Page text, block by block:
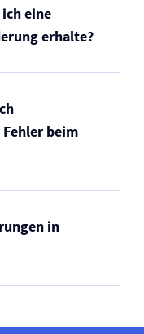
eine
erhalte?
beim
in